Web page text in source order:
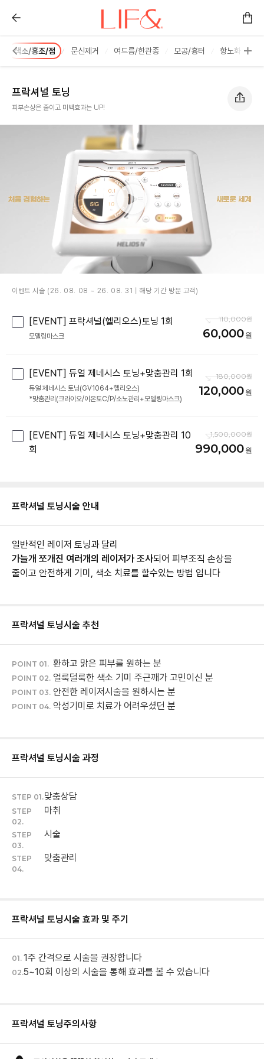
프락셔널 토닝 :: 리프앤의원 창원점
색소/홍조/점 문신제거 여드름/한관종 모공/흉터 항노화 줄기
프락셔널 토닝
피부손상은 줄이고 미백효과는 UP!
프락셔널 토닝시술 안내
일반적인 레이저 토닝과 달리
가늘개 쪼개진 여러개의 레이저가 조사되어 피부조직 손상을
줄이고 안전하게 기미, 색소 치료를 할수있는 방법 입니다
프락셔널 토닝시술 추천
POINT 01. 환하고 맑은 피부를 원하는 분
POINT 02. 얼룩덜룩한 색소 기미 주근깨가 고민이신 분
POINT 03. 안전한 레이저시술을 원하시는 분
POINT 04. 악성기미로 치료가 어려우셨던 분
프락셔널 토닝시술 과정
STEP 01.맞춤상담
STEP
02.
마취
STEP
03.
시술
STEP
04.
맞춤관리
프락셔널 토닝시술 효과 및 주기
01. 1주 간격으로 시술을 권장합니다
02.5~10회 이상의 시술을 통해 효과를 볼 수 있습니다
프락셔널 토닝주의사항
이벤트 시술 (26. 08. 08 ~ 26. 08. 31 | 해당 기간 방문 고객)
[EVENT] 프락셔널(헬리오스)토닝 1회
모델링마스크
110,000
60,000
[EVENT] 듀얼 제네시스 토닝+맞춤관리 1회
듀얼 제네시스 토닝(GV1064+헬리오스)
*맞춤관리(크라이오/이온토C/P/소노관리+모델링마스크)
180,000
120,000
[EVENT] 듀얼 제네시스 토닝+맞춤관리 10
회
1,500,000
990,000